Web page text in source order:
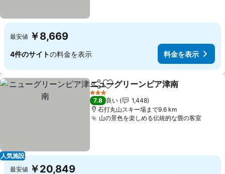
最安値 ￥8,669
4件のサイトの料金を表示 料金を表示
人気施設
シェアお気に入りに追加
ニューグリーンピア津南
3 ホテルのランク
7.8 良い
1,448
石打丸山スキー場まで9.6 km
山の景色を楽しめる伝統的な畳の客室
最安値 ￥20,849